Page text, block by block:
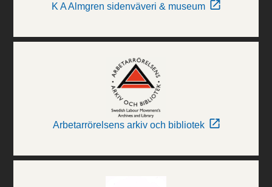
K A Almgren sidenväveri & museum
Arbetarrörelsens arkiv och bibliotek